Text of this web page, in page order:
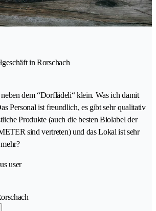
in Rorschach
dem “Dorflädeli“ klein. Was ich damit
Personal ist freundlich, es gibt sehr qualitativ
Produkte (auch die besten Biolabel der
sind vertreten) und das Lokal ist sehr
user